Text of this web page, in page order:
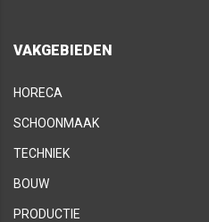
VAKGEBIEDEN
HORECA
SCHOONMAAK
TECHNIEK
BOUW
PRODUCTIE